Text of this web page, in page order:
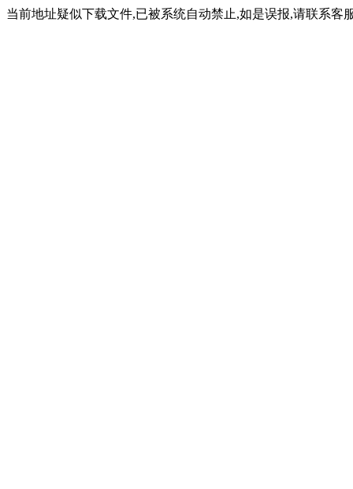
当前地址疑似下载文件,已被系统自动禁止,如是误报,请联系客